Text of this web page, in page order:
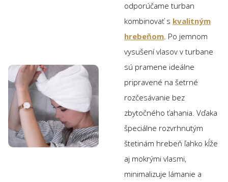
odporúčame turban
kombinovať s kvalitným
hrebeňom. Po jemnom
vysušení vlasov v turbane
sú pramene ideálne
pripravené na šetrné
rozčesávanie bez
zbytočného ťahania. Vďaka
špeciálne rozvrhnutým
štetinám hrebeň ľahko kĺže
aj mokrými vlasmi,
minimalizuje lámanie a